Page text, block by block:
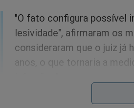
"O fato configura possível
lesividade", afirmaram os
consideraram que o juiz já
anos, o que tornaria a
Appio atuou na 13ª Vara Federal de